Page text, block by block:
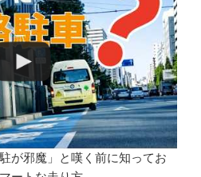
が邪魔」と嘆く前に知ってお